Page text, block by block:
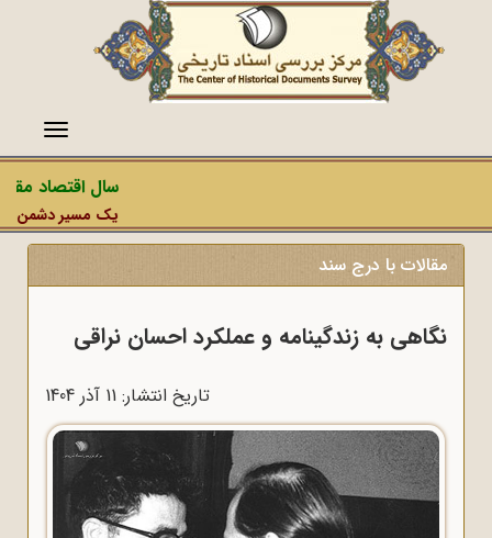
منو
سال اقتصاد
یک مسیر دشمن،
مقالات با درج سند
نگاهی به زندگینامه و عملکرد احسان نراقی
تاریخ انتشار: 11 آذر 1404